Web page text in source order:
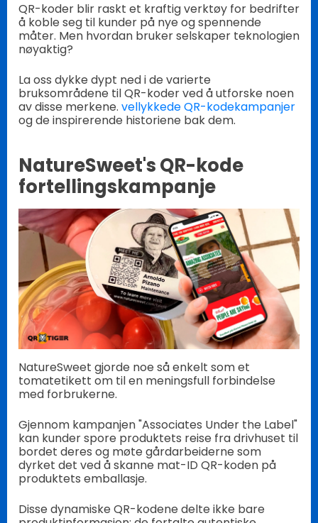
QR-koder blir raskt et kraftig verktøy for bedrifter
å koble seg til kunder på nye og spennende
måter. Men hvordan bruker selskaper teknologien
nøyaktig?
La oss dykke dypt ned i de varierte
bruksområdene til QR-koder ved å utforske noen
av disse merkene. vellykkede QR-kodekampanjer
og de inspirerende historiene bak dem.
NatureSweet's QR-kode
fortellingskampanje
NatureSweet gjorde noe så enkelt som et
tomatetikett om til en meningsfull forbindelse
med forbrukerne.
Gjennom kampanjen "Associates Under the Label"
kan kunder spore produktets reise fra drivhuset til
bordet deres og møte gårdarbeiderne som
dyrket det ved å skanne mat-ID QR-koden på
produktets emballasje.
Disse dynamiske QR-kodene delte ikke bare